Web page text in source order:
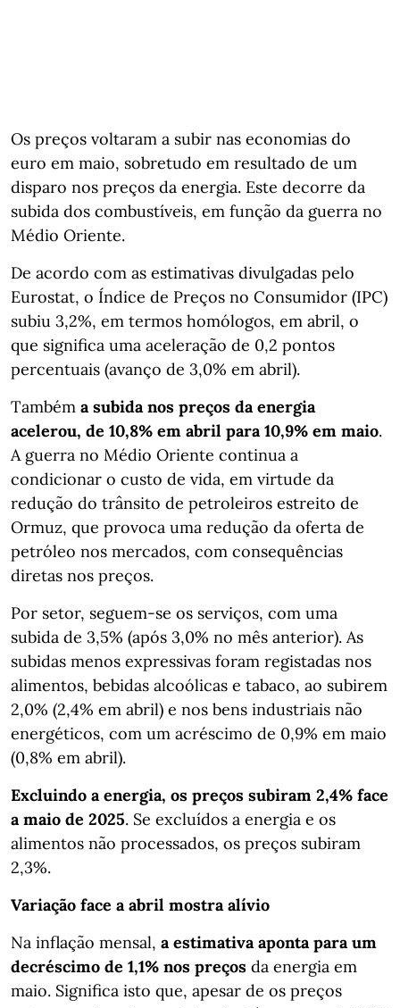
Os preços voltaram a subir nas economias do
euro em maio, sobretudo em resultado de um
disparo nos preços da energia. Este decorre da
subida dos combustíveis, em função da guerra no
Médio Oriente.
De acordo com as estimativas divulgadas pelo
Eurostat, o Índice de Preços no Consumidor (IPC)
subiu 3,2%, em termos homólogos, em abril, o
que significa uma aceleração de 0,2 pontos
percentuais (avanço de 3,0% em abril).
Também a subida nos preços da energia
acelerou, de 10,8% em abril para 10,9% em maio.
A guerra no Médio Oriente continua a
condicionar o custo de vida, em virtude da
redução do trânsito de petroleiros estreito de
Ormuz, que provoca uma redução da oferta de
petróleo nos mercados, com consequências
diretas nos preços.
Por setor, seguem-se os serviços, com uma
subida de 3,5% (após 3,0% no mês anterior). As
subidas menos expressivas foram registadas nos
alimentos, bebidas alcoólicas e tabaco, ao subirem
2,0% (2,4% em abril) e nos bens industriais não
energéticos, com um acréscimo de 0,9% em maio
(0,8% em abril).
Excluindo a energia, os preços subiram 2,4% face
a maio de 2025. Se excluídos a energia e os
alimentos não processados, os preços subiram
2,3%.
Variação face a abril mostra alívio
Na inflação mensal, a estimativa aponta para um
decréscimo de 1,1% nos preços da energia em
maio. Significa isto que, apesar de os preços